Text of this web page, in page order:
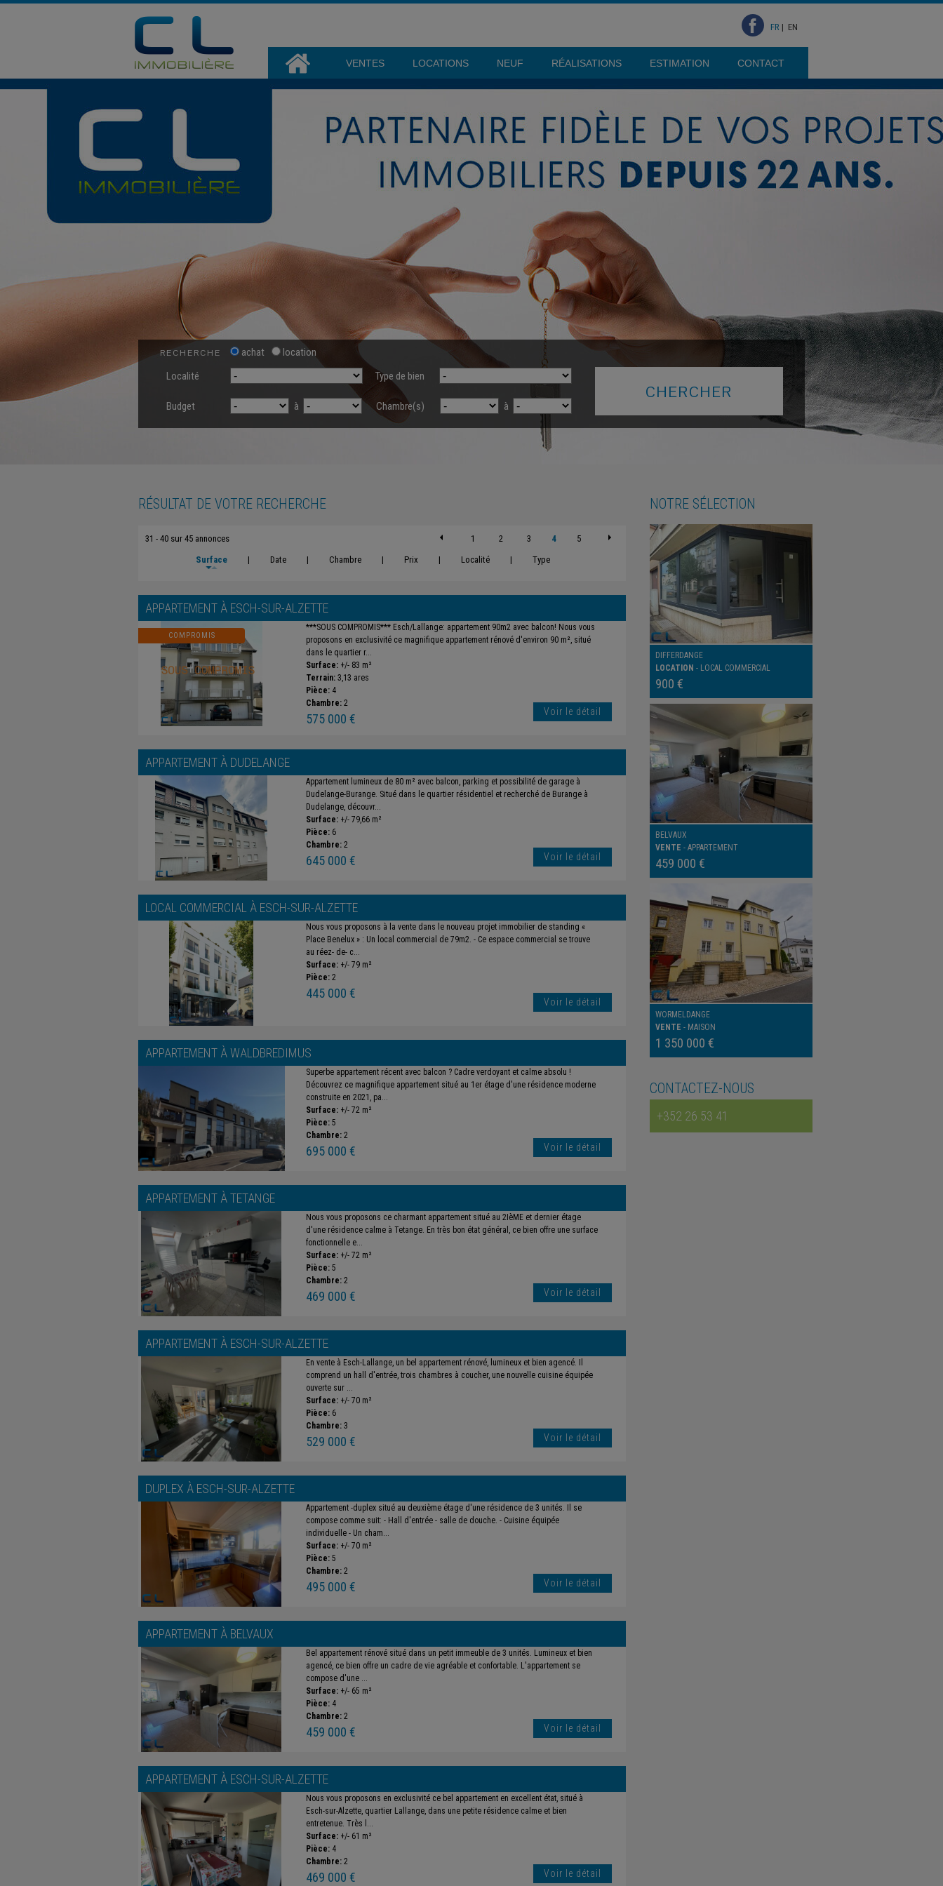
FR | EN
VENTES LOCATIONS NEUF RÉALISATIONS ESTIMATION CONTACT
RECHERCHE achat
location
Localité
Type de bien
Budget à Chambre(s) à
RÉSULTAT DE VOTRE RECHERCHE
31 - 40 sur 45 annonces 1 2 3 4
5
Surface
| Date | Chambre | Prix | Localité | Type
APPARTEMENT À ESCH-SUR-ALZETTE
COMPROMIS
***SOUS COMPROMIS*** Esch/Lallange: appartement 90m2 avec balcon! Nous vous
proposons en exclusivité ce magnifique appartement rénové d'environ 90 m², situé
dans le quartier r...
Surface: +/- 83 m²
Terrain: 3,13 ares
Pièce: 4
Chambre: 2
575 000 € Voir le détail
APPARTEMENT À DUDELANGE
Appartement lumineux de 80 m² avec balcon, parking et possibilité de garage à
Dudelange-Burange. Situé dans le quartier résidentiel et recherché de Burange à
Dudelange, découvr...
Surface: +/- 79,66 m²
Pièce: 6
Chambre: 2
645 000 € Voir le détail
LOCAL COMMERCIAL À ESCH-SUR-ALZETTE
Nous vous proposons à la vente dans le nouveau projet immobilier de standing «
Place Benelux » : Un local commercial de 79m2. - Ce espace commercial se trouve
au réez- de- c...
Surface: +/- 79 m²
Pièce: 2
445 000 €
Voir le détail
APPARTEMENT ÀWALDBREDIMUS
Superbe appartement récent avec balcon ? Cadre verdoyant et calme absolu !
Découvrez ce magnifique appartement situé au 1er étage d'une résidence moderne
construite en 2021, pa...
Surface: +/- 72 m²
Pièce: 5
Chambre: 2
695 000 € Voir le détail
APPARTEMENT ÀTETANGE
Nous vous proposons ce charmant appartement situé au 2IèME et dernier étage
d'une résidence calme à Tetange. En très bon état général, ce bien offre une surface
fonctionnelle e...
Surface: +/- 72 m²
Pièce: 5
Chambre: 2
469 000 € Voir le détail
APPARTEMENT À ESCH-SUR-ALZETTE
En vente à Esch-Lallange, un bel appartement rénové, lumineux et bien agencé. Il
comprend un hall d'entrée, trois chambres à coucher, une nouvelle cuisine équipée
ouverte sur ...
Surface: +/- 70 m²
Pièce: 6
Chambre: 3
529 000 € Voir le détail
DUPLEX À ESCH-SUR-ALZETTE
Appartement -duplex situé au deuxième étage d'une résidence de 3 unités. Il se
compose comme suit: - Hall d'entrée - salle de douche. - Cuisine équipée
individuelle - Un cham...
Surface: +/- 70 m²
Pièce: 5
Chambre: 2
495 000 € Voir le détail
APPARTEMENT À BELVAUX
Bel appartement rénové situé dans un petit immeuble de 3 unités. Lumineux et bien
agencé, ce bien offre un cadre de vie agréable et confortable. L'appartement se
compose d'une ...
Surface: +/- 65 m²
Pièce: 4
Chambre: 2
459 000 € Voir le détail
APPARTEMENT À ESCH-SUR-ALZETTE
Nous vous proposons en exclusivité ce bel appartement en excellent état, situé à
Esch-sur-Alzette, quartier Lallange, dans une petite résidence calme et bien
entretenue. Très l...
Surface: +/- 61 m²
Pièce: 4
Chambre: 2
469 000 € Voir le détail
NOTRE SÉLECTION
DIFFERDANGE
LOCATION - LOCAL COMMERCIAL
900 €
BELVAUX
VENTE - APPARTEMENT
459 000 €
WORMELDANGE
VENTE - MAISON
1 350 000 €
CONTACTEZ-NOUS
+352 26 53 41